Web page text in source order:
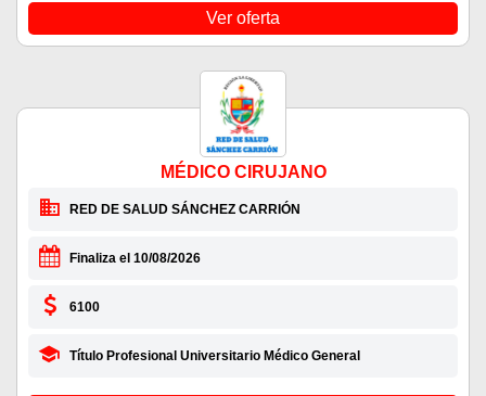
Ver oferta
MÉDICO CIRUJANO
RED DE SALUD SÁNCHEZ CARRIÓN
Finaliza el 10/08/2026
6100
Título Profesional Universitario Médico General